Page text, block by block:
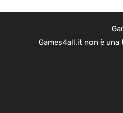
Games4all.it non è